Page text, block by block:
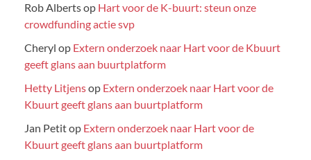
Rob Albertsop Hart voor de K-buurt: steun onze
crowdfunding actie svp
Cheryl op Extern onderzoek naar Hart voor de Kbuurt
geeft glans aan buurtplatform
Hetty Litjensop Extern onderzoek naar Hart voor de
Kbuurt geeft glans aan buurtplatform
Jan Petitop Extern onderzoek naar Hart voor de
Kbuurt geeft glans aan buurtplatform